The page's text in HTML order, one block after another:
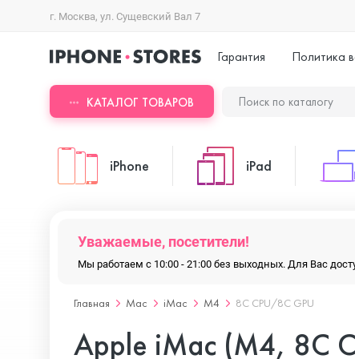
г. Москва, ул. Сущевский Вал 7
Гарантия Политика
КАТАЛОГ ТОВАРОВ
iPhone
iPhone 17 Pro
iPad
iPad Air
Уважаемые, посетители!
Мы работаем с 10:00 - 21:00 без выходных. Для Вас
Главная Mac iMac M4 8C CPU/8C GPU
Apple iMac (M4, 8C